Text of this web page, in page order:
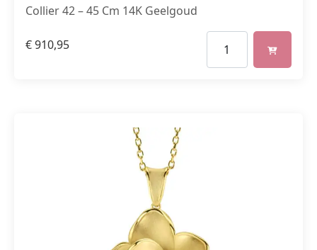
Collier 42 – 45 Cm 14K Geelgoud
€910,95